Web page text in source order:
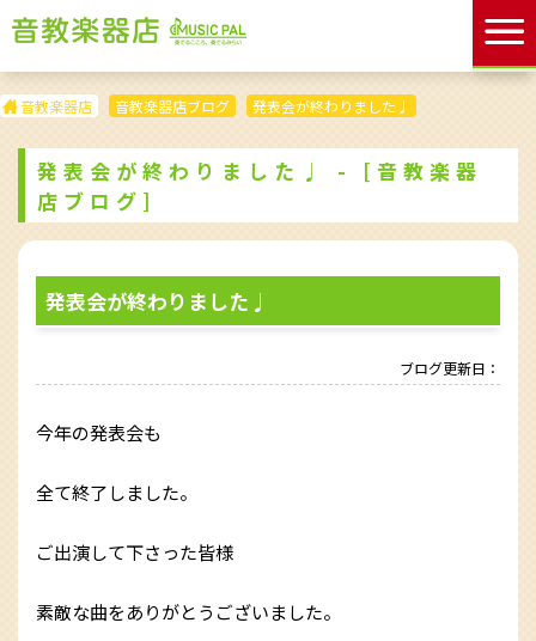
音教楽器店 音教楽器店ブログ 発表会が終わりました♩
発表会が終わりました♩ - [音教楽器
店ブログ]
発表会が終わりました♩
ブログ更新日：
今年の発表会も
全て終了しました。
ご出演して下さった皆様
素敵な曲をありがとうございました。